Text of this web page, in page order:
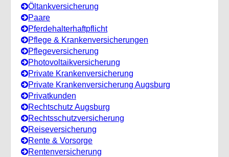
Öltankversicherung
Paare
Pferdehalterhaftpflicht
Pflege & Krankenversicherungen
Pflegeversicherung
Photovoltaikversicherung
Private Krankenversicherung
Private Krankenversicherung Augsburg
Privatkunden
Rechtschutz Augsburg
Rechtsschutzversicherung
Reiseversicherung
Rente & Vorsorge
Rentenversicherung